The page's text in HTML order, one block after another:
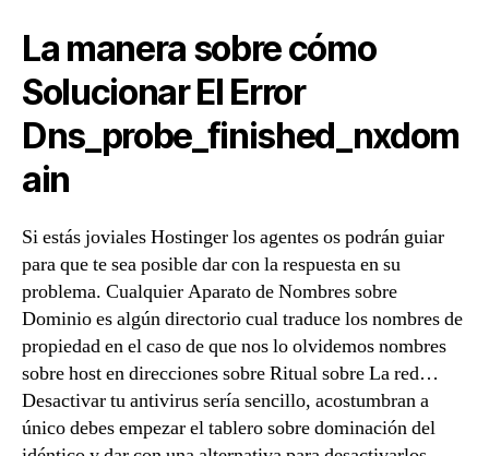
La manera sobre cómo
Solucionar El Error
Dns_probe_finished_nxdom
ain
Si estás joviales Hostinger los agentes os podrán guiar
para que te sea posible dar con la respuesta en su
problema. Cualquier Aparato de Nombres sobre
Dominio es algún directorio cual traduce los nombres de
propiedad en el caso de que nos lo olvidemos nombres
sobre host en direcciones sobre Ritual sobre La red…
Desactivar tu antivirus serí­a sencillo, acostumbran a
único debes empezar el tablero sobre dominación del